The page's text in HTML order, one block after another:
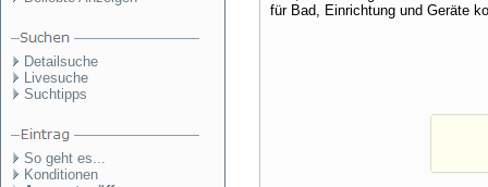
Detailsuche
Livesuche
Suchtipps
So geht es...
Konditionen
für Bad, Einrichtung und Geräte